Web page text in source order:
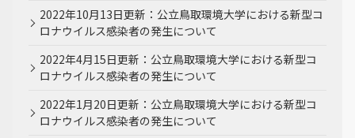
2022年10月13日更新：公立鳥取環境大学における新型コ
ロナウイルス感染者の発生について
2022年4月15日更新：公立鳥取環境大学における新型コ
ロナウイルス感染者の発生について
2022年1月20日更新：公立鳥取環境大学における新型コ
ロナウイルス感染者の発生について